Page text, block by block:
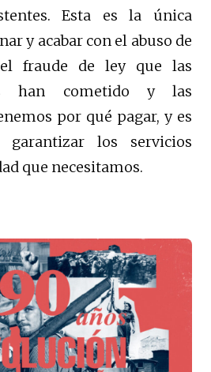
Esta es la única
y acabar con el abuso de
fraude de ley que las
han cometido y las
por qué pagar, y es
los servicios
que necesitamos.